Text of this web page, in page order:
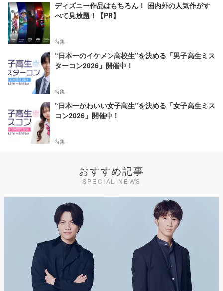
ディズニー作品はもちろん！ 国内外の人気作がす
べて見放題！【PR】
特集
“日本一のイケメン高校生”を決める「男子高生ミス
ターコン2026」開催中！
特集
“日本一かわいい女子高生”を決める「女子高生ミス
コン2026」開催中！
特集
おすすめ記事
SPECIAL NEWS